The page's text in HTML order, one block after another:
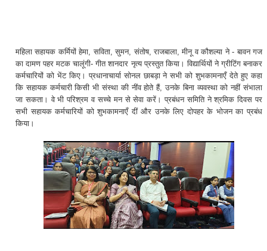
महिला सहायक कर्मियों हेमा, सविता, सुमन, संतोष, राजबाला, मीनू व कौशल्या ने - बावन गज
का दामण पहर मटक चालूंगी- गीत शानदार नृत्य प्रस्तुत किया। विद्यार्थियों ने ग्रीटिंग बनाकर
कर्मचारियों को भेंट किए। प्रधानाचार्या सोनल छाबड़ा ने सभी को शुभकामनाएँ देते हुए कहा
कि सहायक कर्मचारी किसी भी संस्था की नींव होते हैं, उनके बिना व्यवस्था को नहीं संभाला
जा सकता। वे भी परिश्रम व सच्चे मन से सेवा करें। प्रबंधन समिति ने श्रमिक दिवस पर
सभी सहायक कर्मचारियों को शुभकामनाएँ दीं और उनके लिए दोपहर के भोजन का प्रबंध
किया।